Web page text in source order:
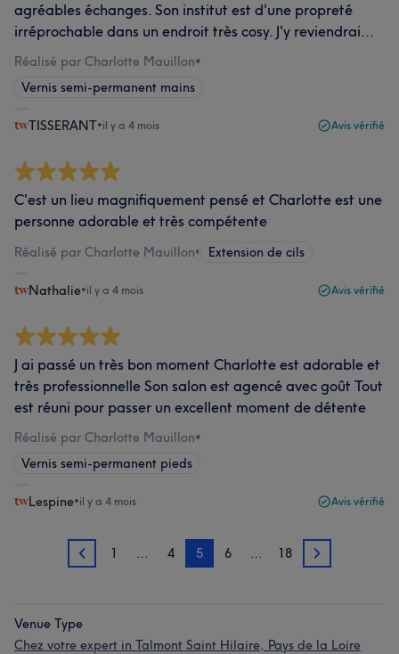
agréables échanges. Son institut est d'une propreté
irréprochable dans un endroit très cosy. J'y reviendrai...
Réalisé par Charlotte Mauillon•
Vernis semi-permanent mains
TISSERANT•il y a 4 mois Avis vérifié
C'est un lieu magnifiquement pensé et Charlotte est une
personne adorable et très compétente
Réalisé par Charlotte Mauillon• Extension de cils
Nathalie•il y a 4 mois Avis vérifié
J ai passé un très bon moment Charlotte est adorable et
très professionnelle Son salon est agencé avec goût Tout
est réuni pour passer un excellent moment de détente
Réalisé par Charlotte Mauillon•
Vernis semi-permanent pieds
Lespine•il y a 4 mois Avis vérifié
4 1 … 4 5 6 … 18 6
Venue Type
Chez votre expert in Talmont Saint Hilaire, Pays de la Loire